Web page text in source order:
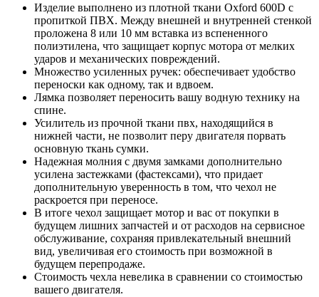
Изделие выполнено из плотной ткани Oxford 600D с
пропиткой ПВХ. Между внешней и внутренней стенкой
проложена 8 или 10 мм вставка из вспененного
полиэтилена, что защищает корпус мотора от мелких
ударов и механических повреждений.
Множество усиленных ручек: обеспечивает удобство
переноски как одному, так и вдвоем.
Лямка позволяет переносить вашу водную технику на
спине.
Усилитель из прочной ткани пвх, находящийся в
нижней части, не позволит перу двигателя порвать
основную ткань сумки.
Надежная молния с двумя замками дополнительно
усилена застежками (фастексами), что придает
дополнительную уверенность в том, что чехол не
раскроется при переносе.
В итоге чехол защищает мотор и вас от покупки в
будущем лишних запчастей и от расходов на сервисное
обслуживание, сохраняя привлекательный внешний
вид, увеличивая его стоимость при возможной в
будущем перепродаже.
Стоимость чехла невелика в сравнении со стоимостью
вашего двигателя.